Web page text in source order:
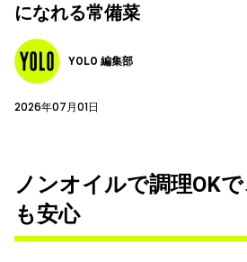
になれる常備菜
YOLO 編集部
2026年07月01日
ノンオイルで調理OK
も安心